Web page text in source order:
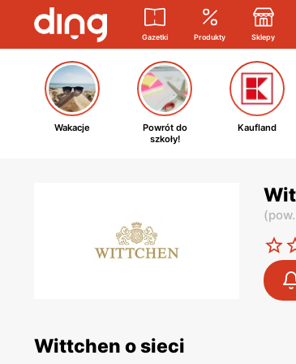
Gazetki Produkty Sklepy
Wakacje
Powrót do
szkoły!
Kaufland
(
Wittchen o sieci